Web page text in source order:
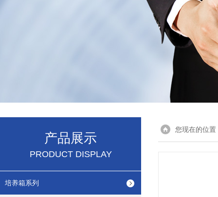
产品展示
PRODUCT DISPLAY
培养箱系列
您现在的位置